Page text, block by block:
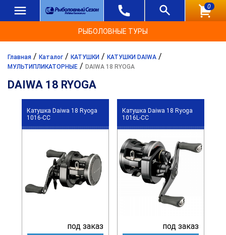
0
РЫБОЛОВНЫЕ ТУРЫ
Главная / Каталог / КАТУШКИ / КАТУШКИ DAIWA /
МУЛЬТИПЛИКАТОРНЫЕ / DAIWA 18 RYOGA
DAIWA 18 RYOGA
Катушка Daiwa 18 Ryoga
1016-CC
под заказ
Катушка Daiwa 18 Ryoga
1016L-CC
под заказ